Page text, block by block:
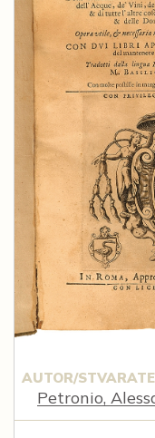
AUTOR/
Petronio,